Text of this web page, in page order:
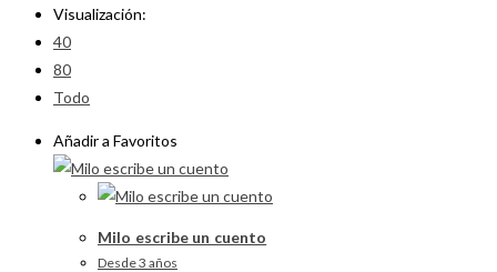
Visualización:
40
80
Todo
Añadir a Favoritos
Milo escribe un cuento
Desde 3 años